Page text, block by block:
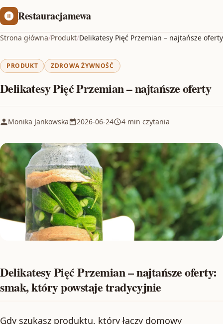
Restauracjamewa
Strona główna/Produkt/Delikatesy Pięć Przemian – najtańsze oferty
PRODUKT ZDROWA ŻYWNOŚĆ
Delikatesy Pięć Przemian – najtańsze oferty
Monika Jankowska 2026-06-24 4 min czytania
Delikatesy Pięć Przemian – najtańsze oferty:
smak, który powstaje tradycyjnie
Gdy szukasz produktu, który łączy domowy